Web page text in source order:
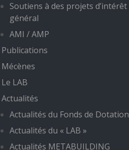
Soutiens à des projets d’intérêt
général
AMI / AMP
Publications
Mécènes
Le LAB
Actualités
Actualités du Fonds de Dotation
Actualités du « LAB »
Actualités METABUILDING